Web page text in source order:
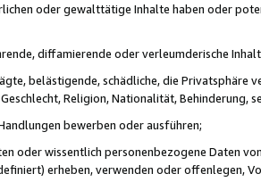
oder gewalttätige Inhalte haben oder
diffamierende oder verleumderische
belästigende, schädliche, die Privatsphäre
Religion, Nationalität, Behinderung,
bewerben oder ausführen;
oder wissentlich personenbezogene Daten
erheben, verwenden oder offenlegen,